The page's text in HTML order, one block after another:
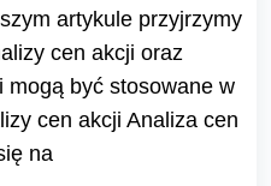
artykule przyjrzymy
cen akcji oraz
mogą być stosowane w
cen akcji Analiza cen
na